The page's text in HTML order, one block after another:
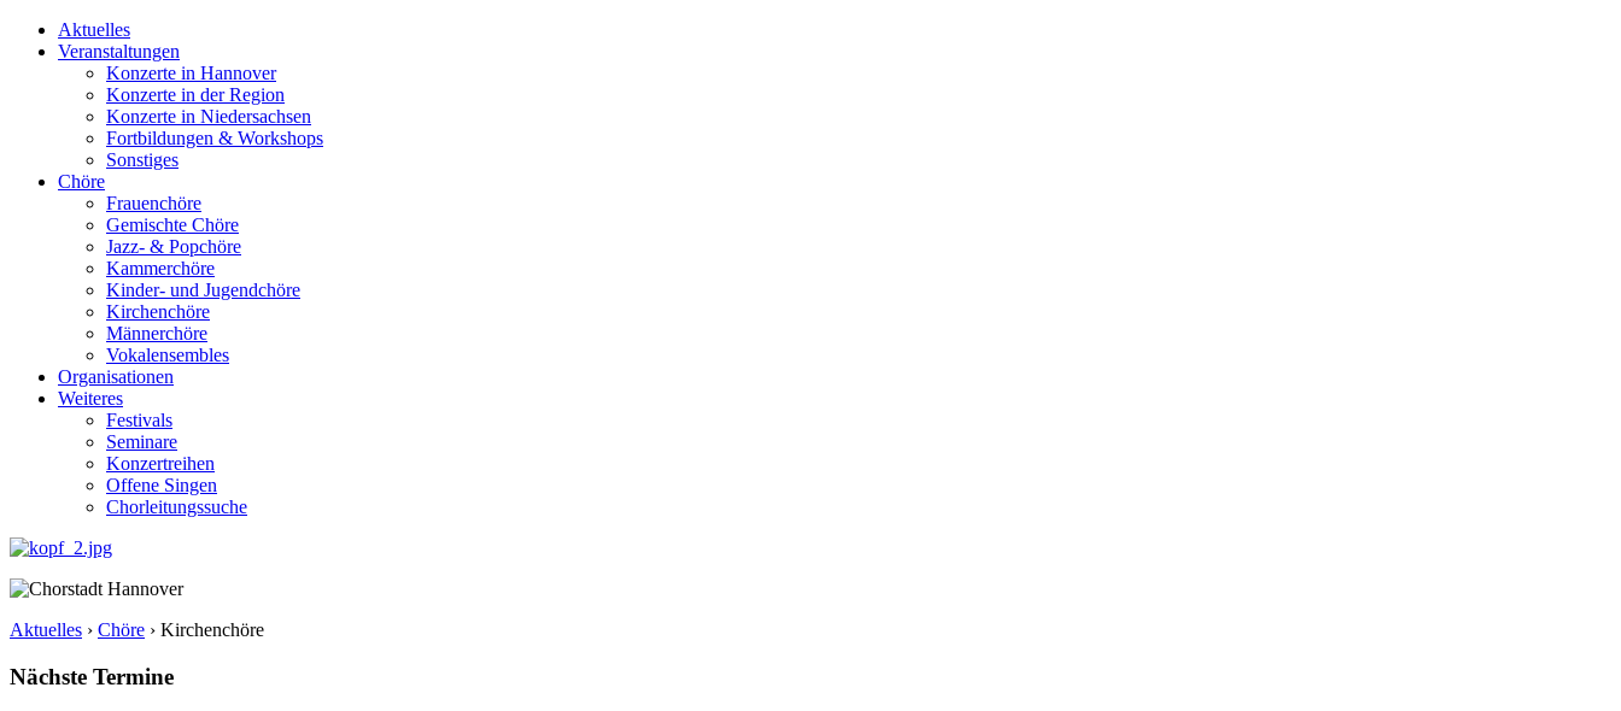
Aktuelles
Veranstaltungen
Konzerte in Hannover
Konzerte in der Region
Konzerte in Niedersachsen
Fortbildungen & Workshops
Sonstiges
Chöre
Frauenchöre
Gemischte Chöre
Jazz- & Popchöre
Kammerchöre
Kinder- und Jugendchöre
Kirchenchöre
Männerchöre
Vokalensembles
Organisationen
Weiteres
Festivals
Seminare
Konzertreihen
Offene Singen
Chorleitungssuche
Aktuelles › Chöre › Kirchenchöre
Nächste Termine